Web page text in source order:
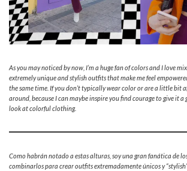
As you may noticed by now, I’m a huge fan of colors and I love
extremely unique and stylish outfits that make me feel
the same time. If you don’t typically wear color or are a little bit
around, because I can maybe inspire you find courage to give it a
look at colorful clothing.
Como habrán notado a estas alturas, soy una gran fanática de
combinarlos para crear outfits extremadamente únicos y